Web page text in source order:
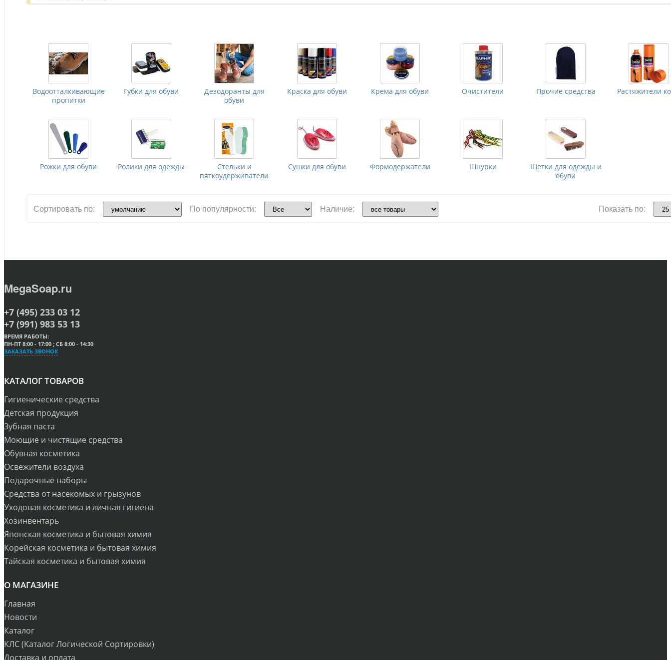
Водоотталкивающие
пропитки
Губки для обуви
Дезодоранты для
обуви
Краска для обуви Крема для обуви Очистители Прочие средства Растяжители
Рожки для обуви Ролики для одежды
Стельки и
пяткоудерживатели
Сушки для обуви Формодержатели Шнурки
Щетки для одежды и
обуви
Сортировать по: По популярности: Наличие: Показать по:
MegaSoap.ru
+7 (495) 233 03 12
+7 (991) 983 53 13
ВРЕМЯ РАБОТЫ:
ПН-ПТ 8:00 - 17:00 ; СБ 8:00 - 14:30
ЗАКАЗАТЬ ЗВОНОК
КАТАЛОГ ТОВАРОВ
Гигиенические средства
Детская продукция
Зубная паста
Моющие и чистящие средства
Обувная косметика
Освежители воздуха
Подарочные наборы
Средства от насекомых и грызунов
Уходовая косметика и личная гигиена
Хозинвентарь
Японская косметика и бытовая химия
Корейская косметика и бытовая химия
Тайская косметика и бытовая химия
О МАГАЗИНЕ
Главная
Новости
Каталог
КЛС (Каталог Логической Сортировки)
Доставка и оплата